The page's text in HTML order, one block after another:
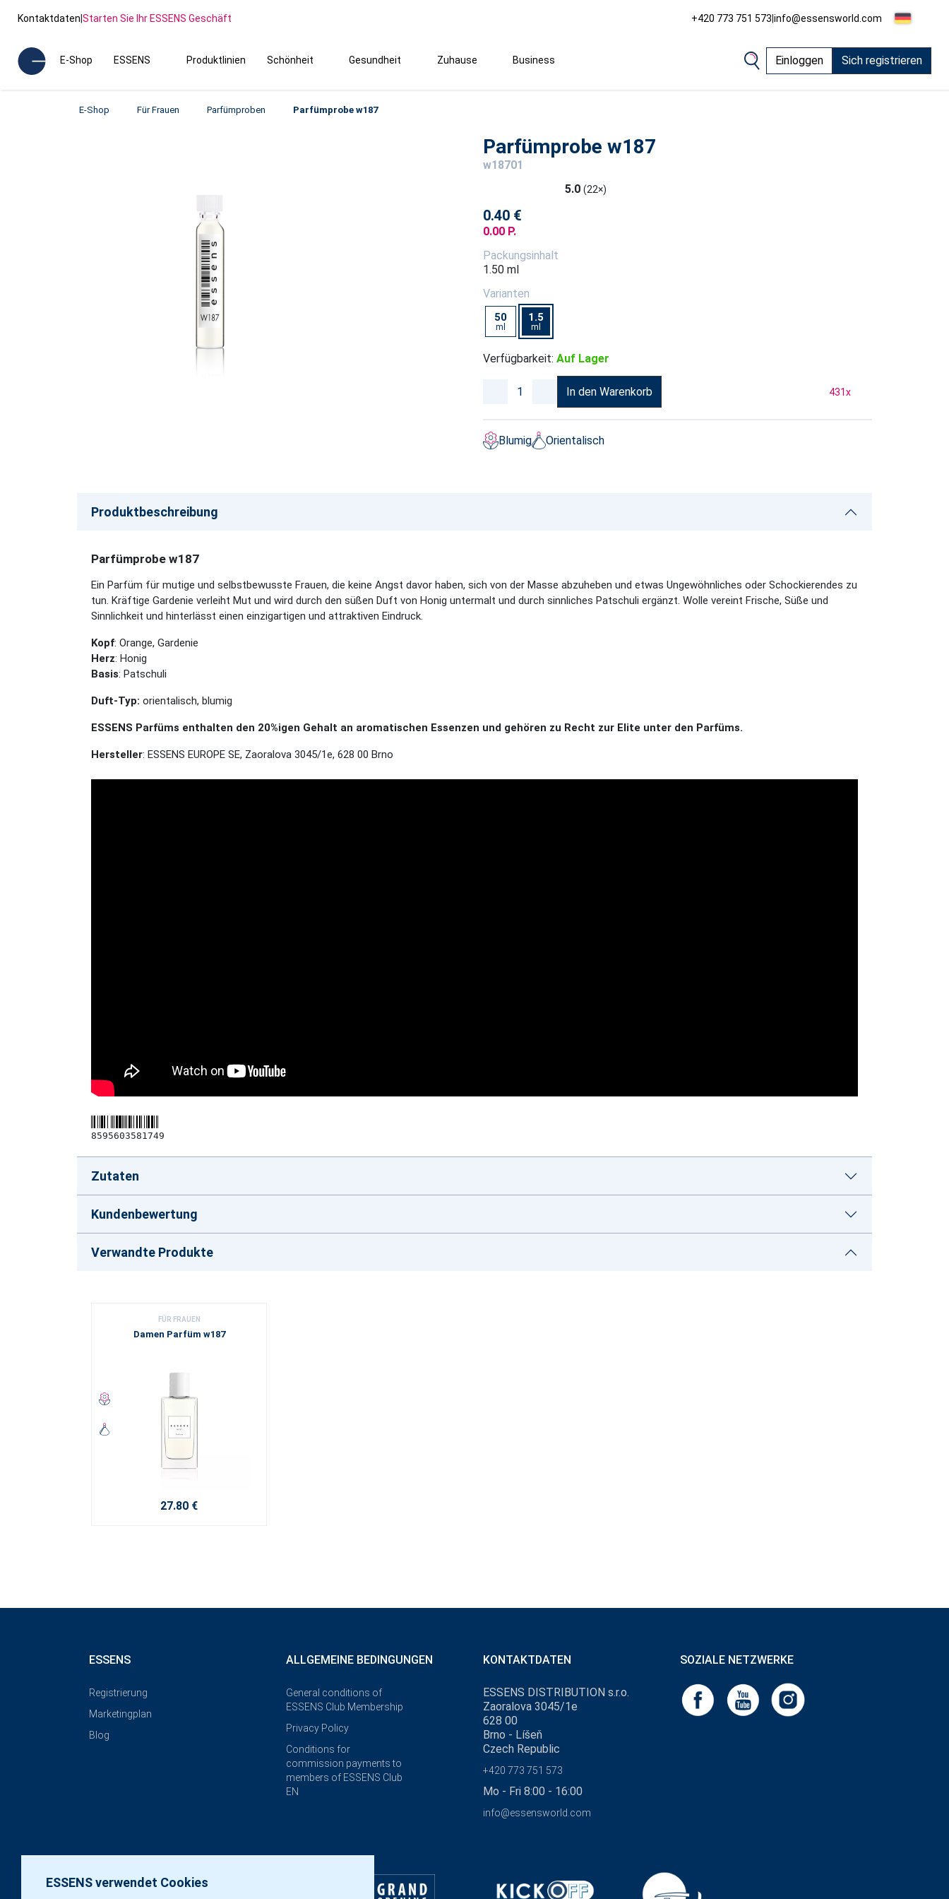
Kontaktdaten|Starten Sie Ihr ESSENS Geschäft +420 773 751 573|info@essensworld.com
E-Shop ESSENS Produktlinien Schönheit Gesundheit Zuhause Business Einloggen Sich registrieren
E-Shop Für Frauen Parfümproben Parfümprobe w187
Parfümprobe w187
w18701
5.0 (22×)
0.40 €
0.00 P.
Packungsinhalt
1.50 ml
Varianten
50
ml
1.5
ml
Verfügbarkeit: Auf Lager
In den Warenkorb 431x
Blumig Orientalisch
Produktbeschreibung
Parfümprobe w187
Ein Parfüm für mutige und selbstbewusste Frauen, die keine Angst davor haben, sich von der Masse abzuheben und etwas Ungewöhnliches oder Schockierendes zu
tun. Kräftige Gardenie verleiht Mut und wird durch den süßen Duft von Honig untermalt und durch sinnliches Patschuli ergänzt. Wolle vereint Frische, Süße und
Sinnlichkeit und hinterlässt einen einzigartigen und attraktiven Eindruck.
Kopf: Orange, Gardenie
Herz: Honig
Basis: Patschuli
Duft-Typ: orientalisch, blumig
ESSENS Parfüms enthalten den 20%igen Gehalt an aromatischen Essenzen und gehören zu Recht zur Elite unter den Parfüms.
Hersteller: ESSENS EUROPE SE, Zaoralova 3045/1e, 628 00 Brno
8595603581749
Zutaten
Kundenbewertung
Verwandte Produkte
FÜR FRAUEN
Damen Parfüm w187
27.80 €
ESSENS verwendet Cookies
ESSENS
Registrierung
Marketingplan
Blog
ALLGEMEINE BEDINGUNGEN
General conditions of
ESSENS Club Membership
Privacy Policy
Conditions for
commission payments to
members of ESSENS Club
EN
KONTAKTDATEN
ESSENS DISTRIBUTION s.r.o.
Zaoralova 3045/1e
628 00
Brno - Líšeň
Czech Republic
+420 773 751 573
Mo - Fri 8:00 - 16:00
info@essensworld.com
SOZIALE NETZWERKE